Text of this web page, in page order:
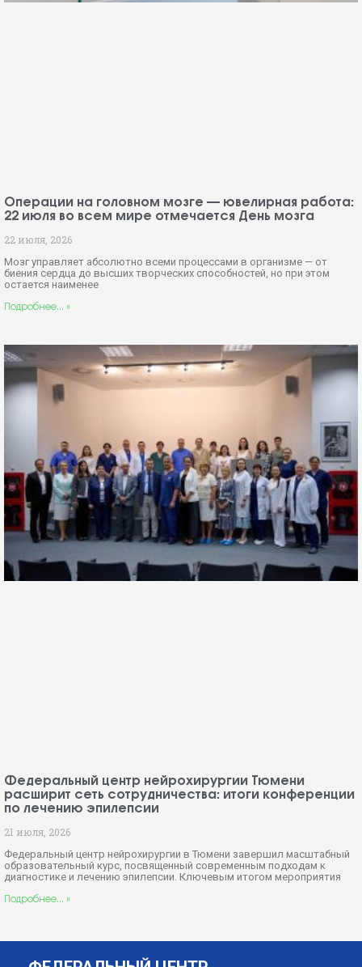
Операции на головном мозге — ювелирная работа:
22 июля во всем мире отмечается День мозга
22 июля, 2026
Мозг управляет абсолютно всеми процессами в организме — от
биения сердца до высших творческих способностей, но при этом
остается наименее
Подробнее... »
Федеральный центр нейрохирургии Тюмени
расширит сеть сотрудничества: итоги конференции
по лечению эпилепсии
21 июля, 2026
Федеральный центр нейрохирургии в Тюмени завершил масштабный
образовательный курс, посвященный современным подходам к
диагностике и лечению эпилепсии. Ключевым итогом мероприятия
Подробнее... »